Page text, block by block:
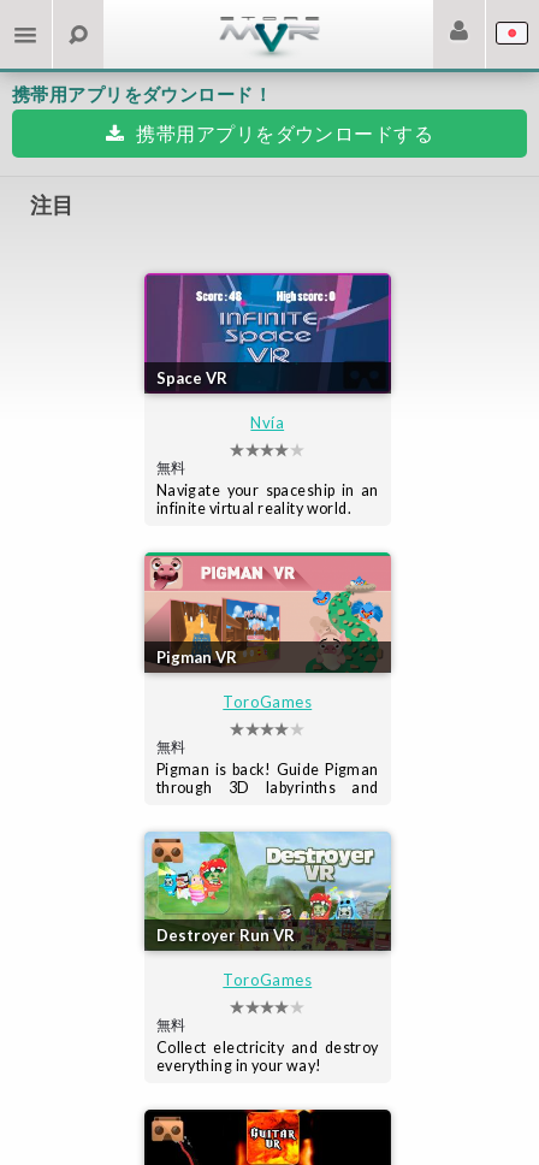
携帯用アプリをダウンロード！
携帯用アプリをダウンロードする
注目
Space VR
Nvía
無料
Navigate your spaceship in an
infinite virtual reality world.
Pigman VR
ToroGames
無料
Pigman is back! Guide Pigman
through 3D labyrinths and
Destroyer Run VR
ToroGames
無料
Collect electricity and destroy
everything in your way!